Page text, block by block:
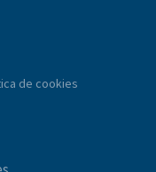
de cookies